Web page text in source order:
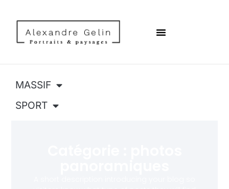
MASSIF
SPORT